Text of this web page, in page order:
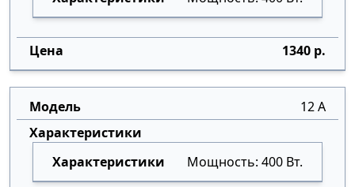
1340 р.
12 А
Мощность: 400 Вт.